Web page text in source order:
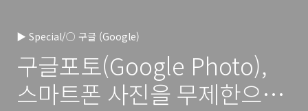
▶ Special/○ 구글 (Google)
구글포토(Google Photo),
스마트폰 사진을 무제한으로